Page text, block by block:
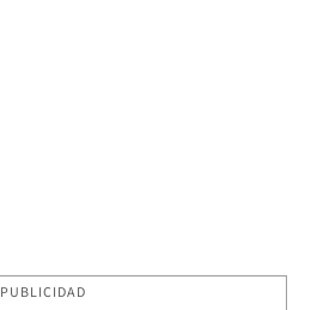
PUBLICIDAD